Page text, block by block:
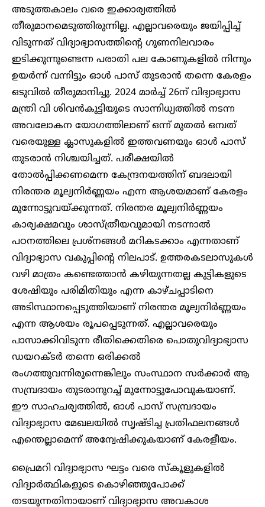
അടുത്തകാലം വരെ ഇക്കാര്യത്തിൽ
തീരുമാനമെടുത്തിരുന്നില്ല. എല്ലാവരെയും ജയിപ്പിച്ച്
വിടുന്നത് വിദ്യാഭ്യാസത്തിന്റെ ഗുണനിലവാരം
ഇടിക്കുന്നുണ്ടെന്ന പരാതി പല കോണുകളിൽ നിന്നും
ഉയർന്ന് വന്നിട്ടും ഓൾ പാസ് തുടരാൻ തന്നെ കേരളം
ഒടുവിൽ തീരുമാനിച്ചു. 2024 മാ‌ർച്ച് 26ന് വിദ്യാഭ്യാസ
മന്ത്രി വി ശിവൻകുട്ടിയുടെ സാന്നിധ്യത്തിൽ നടന്ന
അവലോകന യോഗത്തിലാണ് ഒന്ന് മുതല്‍ ഒമ്പത്
വരെയുള്ള ക്ലാസുകളില്‍ ഇത്തവണയും ഓള്‍ പാസ്
തുടരാൻ നിശ്ചയിച്ചത്. പരീക്ഷയിൽ
തോൽപ്പിക്കണമെന്ന കേന്ദ്രനയത്തിന് ബദലായി
നിരന്തര മൂല്യനിർണ്ണയം എന്ന ആശയമാണ് കേരളം
മുന്നോട്ടുവയ്ക്കുന്നത്. നിരന്തര മൂല്യനിർണ്ണയം
കാര്യക്ഷമവും ശാസ്ത്രീയവുമായി നടന്നാൽ
പഠനത്തിലെ പ്രശ്നങ്ങൾ മറികടക്കാം എന്നതാണ്
വിദ്യാഭ്യാസ വകുപ്പിന്റെ നിലപാട്. ഉത്തരകടലാസുകൾ
വഴി മാത്രം കണ്ടെത്താൻ കഴിയുന്നതല്ല കുട്ടികളുടെ
ശേഷിയും പരിമിതിയും എന്ന കാഴ്ചപ്പാടിനെ
അടിസ്ഥാനപ്പെടുത്തിയാണ് നിരന്തര മൂല്യനിർണ്ണയം
എന്ന ആശയം രൂപപ്പെടുന്നത്. എല്ലാവരെയും
പാസാക്കിവിടുന്ന രീതിക്കെതിരെ പൊതുവിദ്യാഭ്യാസ
ഡയറക്ടർ തന്നെ ഒരിക്കൽ
രംഗത്തുവന്നിരുന്നെങ്കിലും സംസ്ഥാന സർക്കാർ ആ
സമ്പ്രദായം തുടരാനുറച്ച് മുന്നോട്ടുപോവുകയാണ്.
ഈ സാഹചര്യത്തിൽ, ഓൾ പാസ് സമ്പ്രദായം
വിദ്യാഭ്യാസ മേഖലയിൽ സൃഷ്ടിച്ച പ്രതിഫലനങ്ങൾ
എന്തെല്ലാമെന്ന് അന്വേഷിക്കുകയാണ് കേരളീയം.
പ്രൈമറി വിദ്യാഭ്യാസ ഘട്ടം വരെ സ്കൂളുകളിൽ
വിദ്യാർത്ഥികളുടെ കൊഴിഞ്ഞുപോക്ക്
തടയുന്നതിനായാണ് വിദ്യാഭ്യാസ അവകാശ